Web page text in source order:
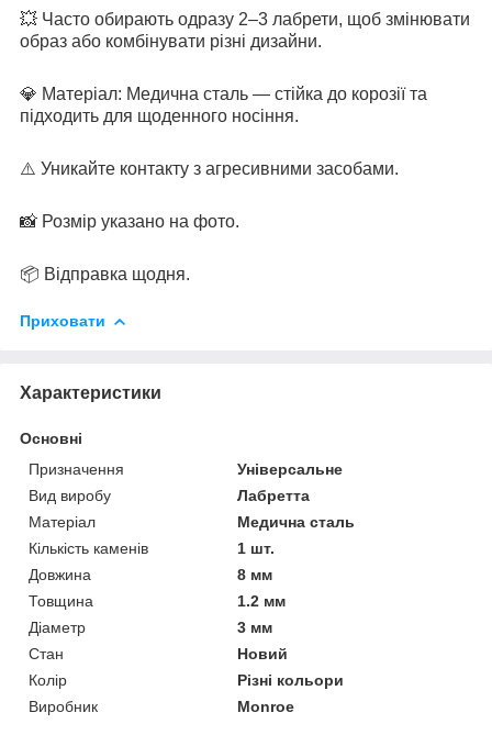
💥 Часто обирають одразу 2–3 лабрети, щоб змінювати
образ або комбінувати різні дизайни.
💎 Матеріал: Медична сталь — стійка до корозії та
підходить для щоденного носіння.
⚠️ Уникайте контакту з агресивними засобами.
📸 Розмір указано на фото.
📦 Відправка щодня.
Приховати
Характеристики
Основні
Призначення
Універсальне
Вид виробу
Лабретта
Матеріал
Медична сталь
Кількість каменів
1 шт.
Довжина
8 мм
Товщина
1.2 мм
Діаметр
3 мм
Стан
Новий
Колір
Різні кольори
Виробник
Monroe